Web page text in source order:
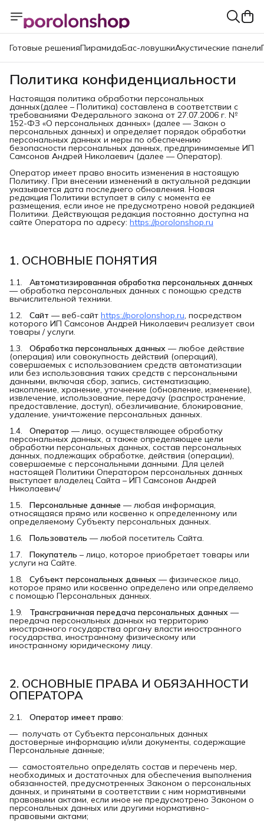
Готовые решенияПирамидаБас-ловушкиАкустические панели
Политика конфиденциальности
Настоящая политика обработки персональных
данных(далее – Политика) составлена в соответствии с
требованиями Федерального закона от 27.07.2006 г. №
152-ФЗ «О персональных данных» (далее — Закон о
персональных данных) и определяет порядок обработки
персональных данных и меры по обеспечению
безопасности персональных данных, предпринимаемые ИП
Самсонов Андрей Николаевич (далее — Оператор).
Оператор имеет право вносить изменения в настоящую
Политику. При внесении изменений в актуальной редакции
указывается дата последнего обновления. Новая
редакция Политики вступает в силу с момента ее
размещения, если иное не предусмотрено новой редакцией
Политики. Действующая редакция постоянно доступна на
сайте Оператора по адресу: https://porolonshop.ru
1. ОСНОВНЫЕ ПОНЯТИЯ
1.1. Автоматизированная обработка персональных данных
— обработка персональных данных с помощью средств
вычислительной техники.
1.2. Сайт — веб-сайт https://porolonshop.ru, посредством
которого ИП Самсонов Андрей Николаевич реализует свои
товары / услуги.
1.3. Обработка персональных данных — любое действие
(операция) или совокупность действий (операций),
совершаемых с использованием средств автоматизации
или без использования таких средств с персональными
данными, включая сбор, запись, систематизацию,
накопление, хранение, уточнение (обновление, изменение),
извлечение, использование, передачу (распространение,
предоставление, доступ), обезличивание, блокирование,
удаление, уничтожение персональных данных.
1.4. Оператор — лицо, осуществляющее обработку
персональных данных, а также определяющее цели
обработки персональных данных, состав персональных
данных, подлежащих обработке, действия (операции),
совершаемые с персональными данными. Для целей
настоящей Политики Оператором персональных данных
выступает владелец Сайта – ИП Самсонов Андрей
Николаевич/
1.5. Персональные данные — любая информация,
относящаяся прямо или косвенно к определенному или
определяемому Субъекту персональных данных.
1.6. Пользователь — любой посетитель Сайта.
1.7. Покупатель – лицо, которое приобретает товары или
услуги на Сайте.
1.8. Субъект персональных данных — физическое лицо,
которое прямо или косвенно определено или определяемо
с помощью Персональных данных.
1.9. Трансграничная передача персональных данных —
передача персональных данных на территорию
иностранного государства органу власти иностранного
государства, иностранному физическому или
иностранному юридическому лицу.
2. ОСНОВНЫЕ ПРАВА И ОБЯЗАННОСТИ
ОПЕРАТОРА
2.1. Оператор имеет право:
— получать от Субъекта персональных данных
достоверные информацию и/или документы, содержащие
Персональные данные;
— самостоятельно определять состав и перечень мер,
необходимых и достаточных для обеспечения выполнения
обязанностей, предусмотренных Законом о персональных
данных, и принятыми в соответствии с ним нормативными
правовыми актами, если иное не предусмотрено Законом о
персональных данных или другими нормативно-
правовыми актами;